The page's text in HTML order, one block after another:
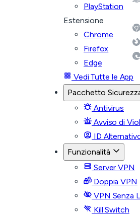
PlayStation
Estensione
Chrome
Firefox
Edge
Vedi Tutte le App
Pacchetto
Antivirus
Avviso di
ID
Funzionalità
Server VPN
Doppia VPN
VPN Senza
Kill Switch